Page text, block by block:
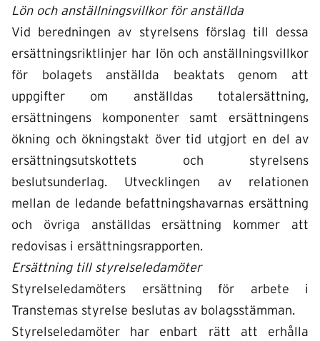
Lön och anställningsvillkor för anställda
Vid beredningen av styrelsens förslag till dessa
ersättningsriktlinjer har lön och anställningsvillkor
för bolagets anställda beaktats genom att
uppgifter om anställdas totalersättning,
ersättningens komponenter samt ersättningens
ökning och ökningstakt över tid utgjort en del av
ersättningsutskottets och styrelsens
beslutsunderlag. Utvecklingen av relationen
mellan de ledande befattningshavarnas ersättning
och övriga anställdas ersättning kommer att
redovisas i ersättningsrapporten.
Ersättning till styrelseledamöter
Styrelseledamöters ersättning för arbete i
Transtemas styrelse beslutas av bolagsstämman.
Styrelseledamöter har enbart rätt att erhålla